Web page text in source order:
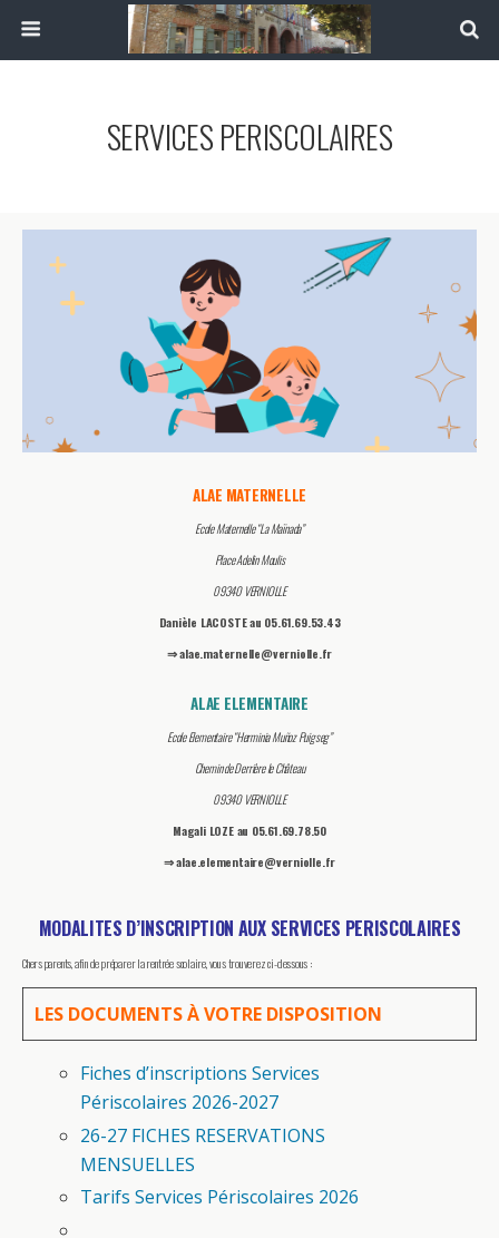
SERVICES PERISCOLAIRES
ALAE MATERNELLE
Ecole Maternelle “La Maïnada”
Place Adelin Moulis
09340 VERNIOLLE
Danièle LACOSTE au 05.61.69.53.43
⇒ alae.maternelle@verniolle.fr
ALAE ELEMENTAIRE
Ecole Elementaire “Herminia Muñoz Puigseg”
Chemin de Derrière leChâteau
09340 VERNIOLLE
Magali LOZE au 05.61.69.78.50
⇒ alae.elementaire@verniolle.fr
MODALITES D’INSCRIPTION AUX SERVICES PERISCOLAIRES
Chers parents, afin de préparer la rentrée scolaire, vous trouverez ci-dessous :
LES DOCUMENTS À VOTRE DISPOSITION
Fiches d’inscriptions Services
Périscolaires 2026-2027
26-27 FICHES RESERVATIONS
MENSUELLES
Tarifs Services Périscolaires 2026